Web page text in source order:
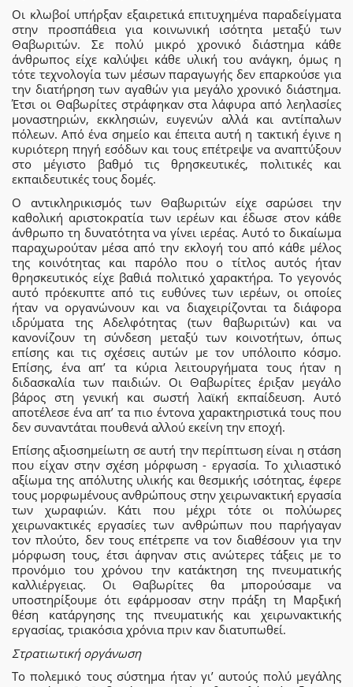
Οι κλωβοί υπήρξαν εξαιρετικά επιτυχημένα παραδείγματα
στην προσπάθεια για κοινωνική ισότητα μεταξύ των
Θαβωριτών. Σε πολύ μικρό χρονικό διάστημα κάθε
άνθρωπος είχε καλύψει κάθε υλική του ανάγκη, όμως η
τότε τεχνολογία των μέσων παραγωγής δεν επαρκούσε για
την διατήρηση των αγαθών για μεγάλο χρονικό διάστημα.
Έτσι οι Θαβωρίτες στράφηκαν στα λάφυρα από λεηλασίες
μοναστηριών, εκκλησιών, ευγενών αλλά και αντίπαλων
πόλεων. Από ένα σημείο και έπειτα αυτή η τακτική έγινε η
κυριότερη πηγή εσόδων και τους επέτρεψε να αναπτύξουν
στο μέγιστο βαθμό τις θρησκευτικές, πολιτικές και
εκπαιδευτικές τους δομές.
Ο αντικληρικισμός των Θαβωριτών είχε σαρώσει την
καθολική αριστοκρατία των ιερέων και έδωσε στον κάθε
άνθρωπο τη δυνατότητα να γίνει ιερέας. Αυτό το δικαίωμα
παραχωρούταν μέσα από την εκλογή του από κάθε μέλος
της κοινότητας και παρόλο που ο τίτλος αυτός ήταν
θρησκευτικός είχε βαθιά πολιτικό χαρακτήρα. Το γεγονός
αυτό πρόεκυπτε από τις ευθύνες των ιερέων, οι οποίες
ήταν να οργανώνουν και να διαχειρίζονται τα διάφορα
ιδρύματα της Αδελφότητας (των θαβωριτών) και να
κανονίζουν τη σύνδεση μεταξύ των κοινοτήτων, όπως
επίσης και τις σχέσεις αυτών με τον υπόλοιπο κόσμο.
Επίσης, ένα απ’ τα κύρια λειτουργήματα τους ήταν η
διδασκαλία των παιδιών. Οι Θαβωρίτες έριξαν μεγάλο
βάρος στη γενική και σωστή λαϊκή εκπαίδευση. Αυτό
αποτέλεσε ένα απ’ τα πιο έντονα χαρακτηριστικά τους που
δεν συναντάται πουθενά αλλού εκείνη την εποχή.
Επίσης αξιοσημείωτη σε αυτή την περίπτωση είναι η στάση
που είχαν στην σχέση μόρφωση - εργασία. Το χιλιαστικό
αξίωμα της απόλυτης υλικής και θεσμικής ισότητας, έφερε
τους μορφωμένους ανθρώπους στην χειρωνακτική εργασία
των χωραφιών. Κάτι που μέχρι τότε οι πολύωρες
χειρωνακτικές εργασίες των ανθρώπων που παρήγαγαν
τον πλούτο, δεν τους επέτρεπε να τον διαθέσουν για την
μόρφωση τους, έτσι άφηναν στις ανώτερες τάξεις με το
προνόμιο του χρόνου την κατάκτηση της πνευματικής
καλλιέργειας. Οι Θαβωρίτες θα μπορούσαμε να
υποστηρίξουμε ότι εφάρμοσαν στην πράξη τη Μαρξική
θέση κατάργησης της πνευματικής και χειρωνακτικής
εργασίας, τριακόσια χρόνια πριν καν διατυπωθεί.
Στρατιωτική οργάνωση
Το πολεμικό τους σύστημα ήταν γι’ αυτούς πολύ μεγάλης